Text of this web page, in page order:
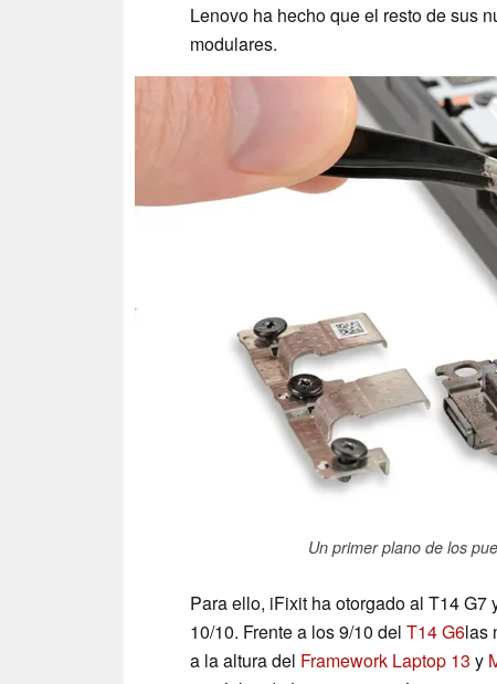
Lenovo ha hecho que el resto de sus
modulares.
Un primer plano de los
Para ello, iFixit ha otorgado al T14
10/10. Frente a los 9/10 del T14 G6las
a la altura del Framework Laptop 13 y